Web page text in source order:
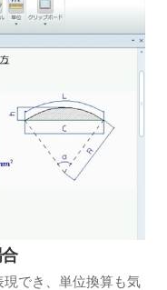
でき、単位換算も気